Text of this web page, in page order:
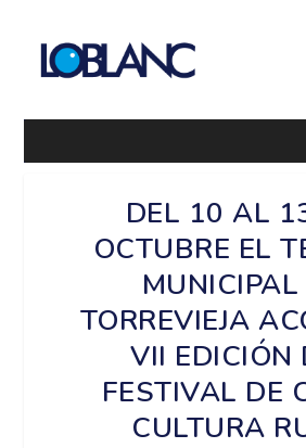
DEL 10 AL
OCTUBRE EL
MUNICIPAL
TORREVIEJA
VII EDICIÓN
FESTIVAL DE
CULTURA